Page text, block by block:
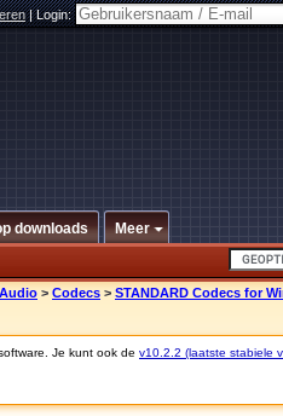
|Login:
downloads Meer
> Codecs > STANDARD Codecs for
Je kunt ook de v10.2.2 (laatste stabiele